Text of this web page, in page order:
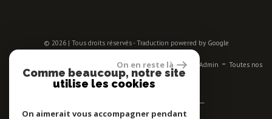
© 2026 | Tous droits réservés - Traduction powered by Google
Nos honoraires-Liens Admin - Toutes nos
annonces
On en reste là
Comme beaucoup, notre site
utilise les cookies
On aimerait vous accompagner pendant